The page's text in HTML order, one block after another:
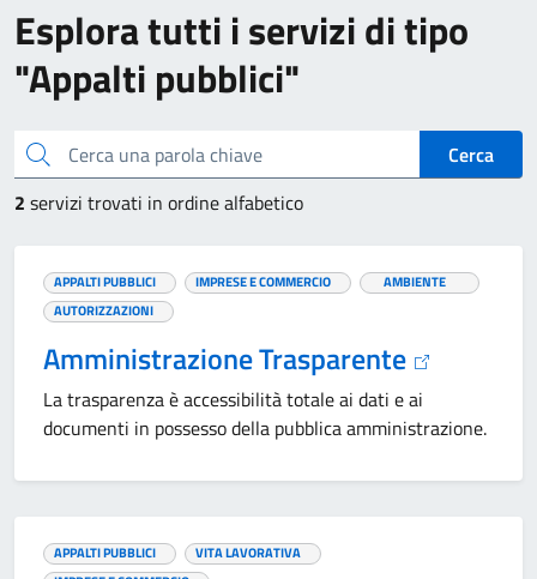
Esplora tutti i servizi di tipo
"Appalti pubblici"
Cerca una parola chiave
Cerca
2 servizi trovati in ordine alfabetico
APPALTI PUBBLICI IMPRESE E COMMERCIO
AMBIENTE
AUTORIZZAZIONI
Amministrazione Trasparente
La trasparenza è accessibilità totale ai dati e ai
documenti in possesso della pubblica amministrazione.
APPALTI PUBBLICI
VITA LAVORATIVA